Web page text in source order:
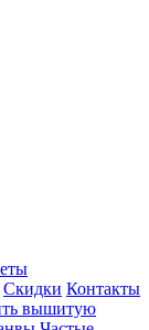
Скидки Контакты
вышитую